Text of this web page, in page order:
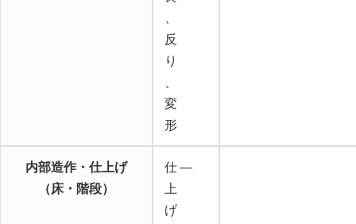
反
り
変
形
内部造作・仕上げ
（床・階段）
仕
上
げ
―